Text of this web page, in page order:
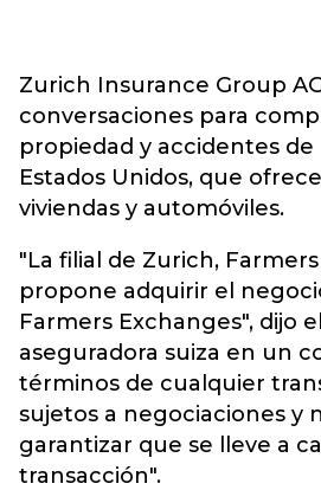
Zurich Insurance Group
conversaciones para
propiedad y accidentes
Estados Unidos, que
viviendas y automóviles.
"La filial de Zurich,
propone adquirir el
Farmers Exchanges", dijo
aseguradora suiza en un
términos de cualquier
sujetos a negociaciones y
garantizar que se lleve a
transacción".